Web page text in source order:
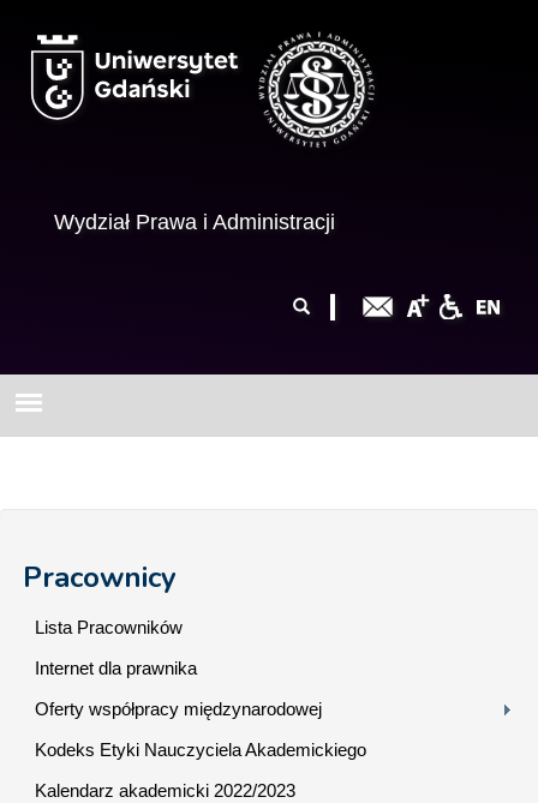
Wydział Prawa i Administracji
wyszukiwania
Pracownicy
Lista Pracowników
Internet dla prawnika
Oferty współpracy międzynarodowej
Kodeks Etyki Nauczyciela Akademickiego
Kalendarz akademicki 2022/2023